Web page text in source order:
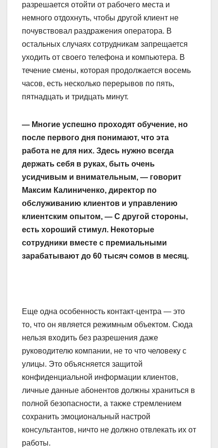
разрешается отойти от рабочего места и
немного отдохнуть, чтобы другой клиент не
почувствовал раздражения оператора. В
остальных случаях сотрудникам запрещается
уходить от своего телефона и компьютера. В
течение смены, которая продолжается восемь
часов, есть несколько перерывов по пять,
пятнадцать и тридцать минут.
— Многие успешно проходят обучение, но
после первого дня понимают, что эта
работа не для них. Здесь нужно всегда
держать себя в руках, быть очень
усидчивым и внимательным, — говорит
Максим Калиниченко, директор по
обслуживанию клиентов и управлению
клиентским опытом, — С другой стороны,
есть хороший стимул. Некоторые
сотрудники вместе с премиальными
зарабатывают до 60 тысяч сомов в месяц.
Еще одна особенность контакт-центра — это
то, что он является режимным объектом. Сюда
нельзя входить без разрешения даже
руководителю компании, не то что человеку с
улицы. Это объясняется защитой
конфиденциальной информации клиентов,
личные данные абонентов должны храниться в
полной безопасности, а также стремлением
сохранить эмоциональный настрой
консультантов, ничто не должно отвлекать их от
работы.